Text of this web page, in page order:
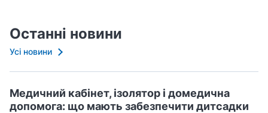
Останні новини
Усі новини
Медичний кабінет, ізолятор і домедична
допомога: що мають забезпечити дитсадки